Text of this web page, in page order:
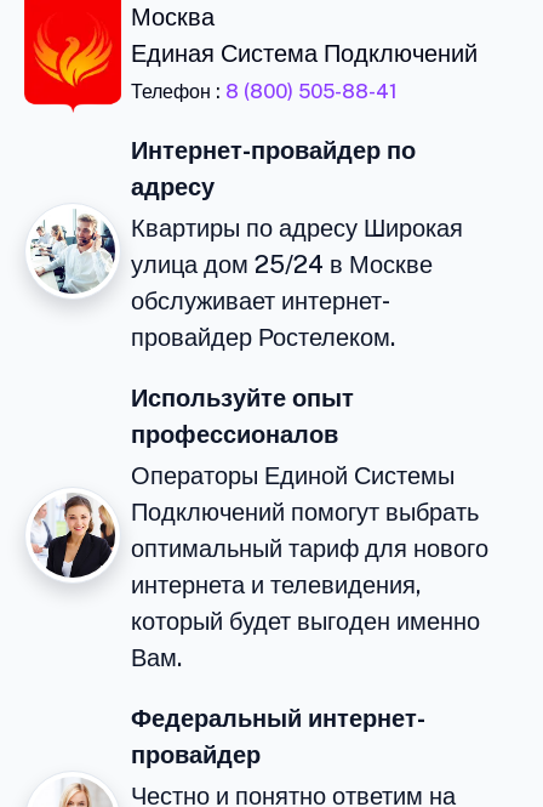
Москва
Единая Система Подключений
Телефон : 8 (800) 505-88-41
Интернет-провайдер по
адресу
Квартиры по адресу Широкая
улица дом 25/24 в Москве
обслуживает интернет-
провайдер Ростелеком.
Используйте опыт
профессионалов
Операторы Единой Системы
Подключений помогут выбрать
оптимальный тариф для нового
интернета и телевидения,
который будет выгоден именно
Вам.
Федеральный интернет-
провайдер
Честно и понятно ответим на